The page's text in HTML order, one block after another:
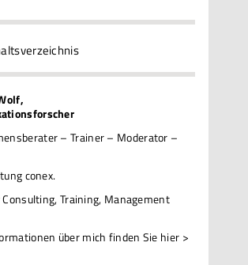
– Trainer – Moderator –
conex.
Training, Management
über mich finden Sie hier >